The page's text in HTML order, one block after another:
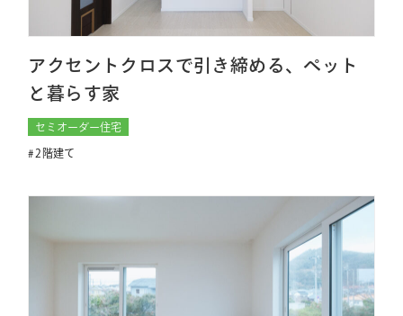
アクセントクロスで引き締める、ペット
と暮らす家
セミオーダー住宅
2階建て